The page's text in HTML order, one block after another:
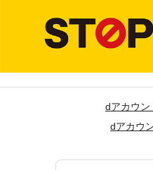
dアカウン
dアカウ